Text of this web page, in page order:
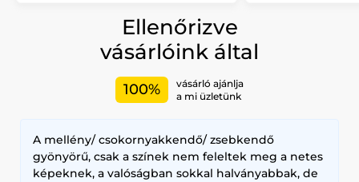
Ellenőrizve
vásárlóink által
100%
vásárló ajánlja
a mi üzletünk
A mellény/ csokornyakkendő/ zsebkendő
gyönyörű, csak a színek nem feleltek meg a netes
képeknek, a valóságban sokkal halványabbak, de